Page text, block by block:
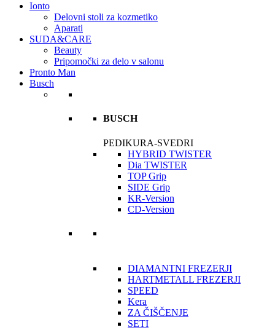
Ionto
Delovni stoli za kozmetiko
Aparati
SUDA&CARE
Beauty
Pripomočki za delo v salonu
Pronto Man
Busch
BUSCH
PEDIKURA-SVEDRI
HYBRID TWISTER
Dia TWISTER
TOP Grip
SIDE Grip
KR-Version
CD-Version
DIAMANTNI FREZERJI
HARTMETALL FREZERJI
SPEED
Kera
ZA ČIŠČENJE
SETI